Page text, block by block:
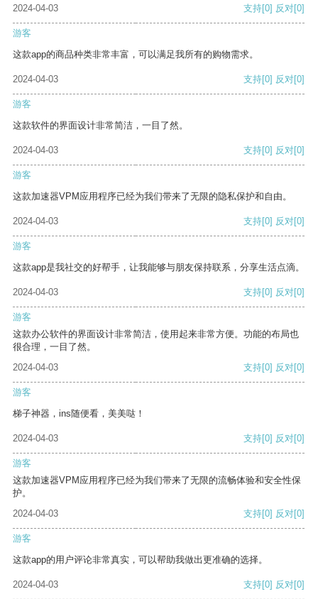
2024-04-03
支持[0] 反对[0]
游客
这款app的商品种类非常丰富，可以满足我所有的购物需求。
2024-04-03 支持[0] 反对[0]
游客
这款软件的界面设计非常简洁，一目了然。
2024-04-03 支持[0] 反对[0]
游客
这款加速器VPM应用程序已经为我们带来了无限的隐私保护和自由。
2024-04-03 支持[0] 反对[0]
游客
这款app是我社交的好帮手，让我能够与朋友保持联系，分享生活点滴。
2024-04-03 支持[0] 反对[0]
游客
这款办公软件的界面设计非常简洁，使用起来非常方便。功能的布局也
很合理，一目了然。
2024-04-03
支持[0] 反对[0]
游客
梯子神器，ins随便看，美美哒！
2024-04-03 支持[0] 反对[0]
游客
这款加速器VPM应用程序已经为我们带来了无限的流畅体验和安全性保
护。
2024-04-03
支持[0] 反对[0]
游客
这款app的用户评论非常真实，可以帮助我做出更准确的选择。
2024-04-03 支持[0] 反对[0]